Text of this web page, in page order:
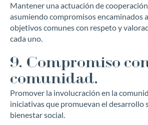
Mantener una actuación de
asumiendo compromisos encaminados
objetivos comunes con respeto y
cada uno.
9. Compromiso
comunidad.
Promover la involucración en la
iniciativas que promuevan el desarrollo
bienestar social.